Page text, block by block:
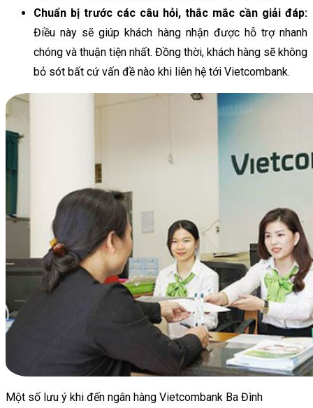
Chuẩn bị trước các câu hỏi, thắc mắc cần giải đáp:
Điều này sẽ giúp khách hàng nhận được hỗ trợ nhanh
chóng và thuận tiện nhất. Đồng thời, khách hàng sẽ không
bỏ sót bất cứ vấn đề nào khi liên hệ tới Vietcombank.
Một số lưu ý khi đến ngân hàng Vietcombank Ba Đình